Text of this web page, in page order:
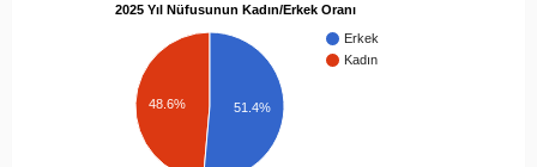
2025 Yıl Nüfusunun Kadın/Erkek Oranı
Erkek
Kadın
48.6% 51.4%